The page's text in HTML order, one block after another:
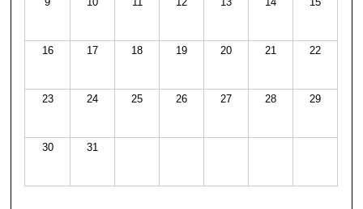
16 17 18 19 20 21 22
23 24 25 26 27 28 29
30 31